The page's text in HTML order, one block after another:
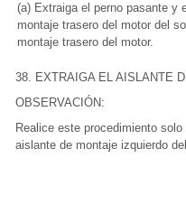
(a) Extraiga el perno pasante y
montaje trasero del motor del
montaje trasero del motor.
38. EXTRAIGA EL AISLANTE
OBSERVACIÓN:
Realice este procedimiento
aislante de montaje izquierdo